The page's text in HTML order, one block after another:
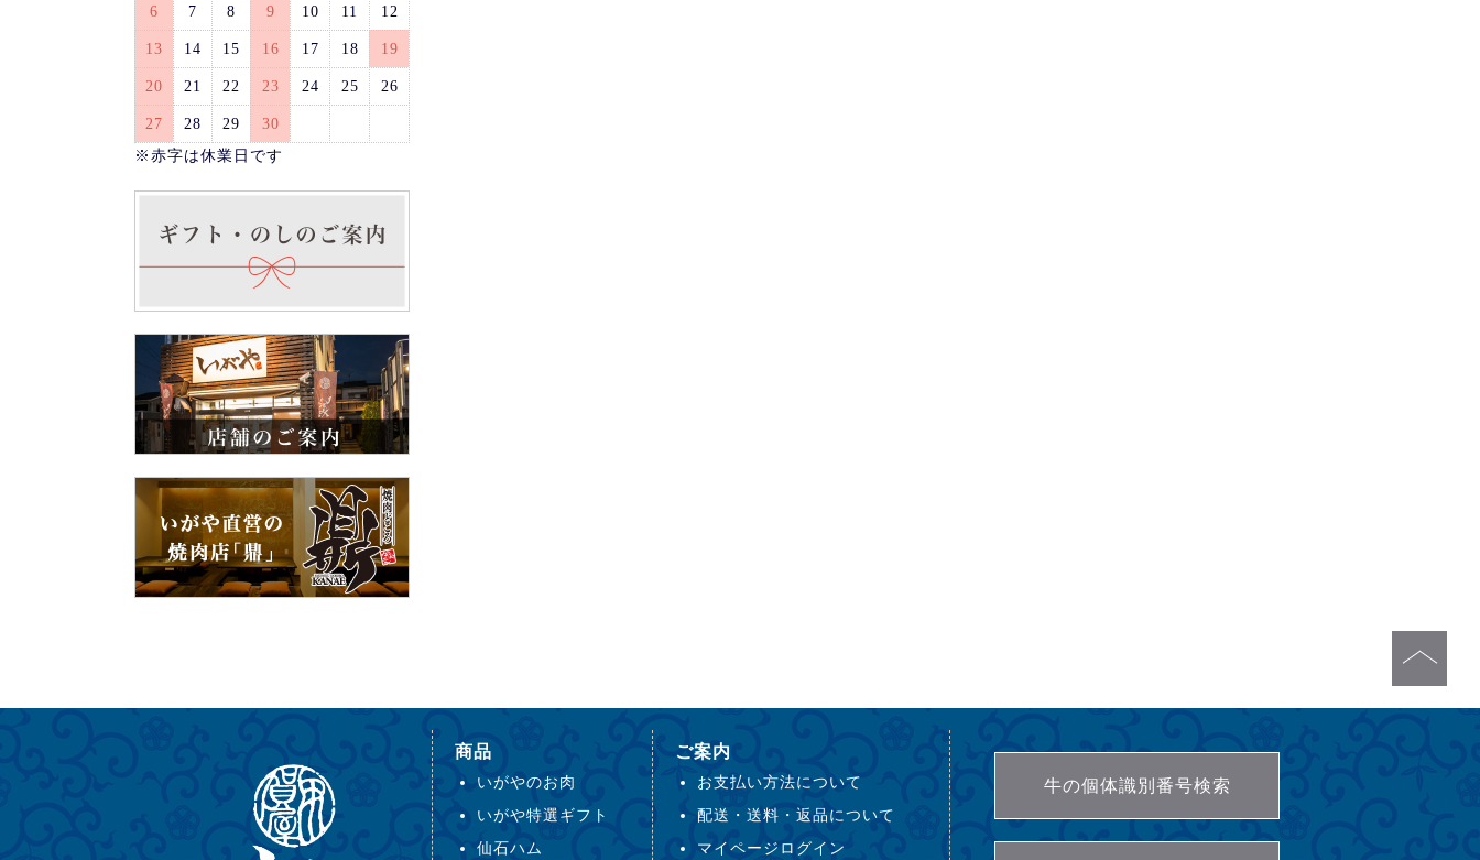
6 7 8 9 10 11 12
13 14 15 16 17 18 19
20 21 22 23 24 25 26
27 28 29
30
※赤字は休業日です
商品
いがやのお肉
いがや特選ギフト
仙石ハム
ご案内
お支払い方法について
配送・送料・返品について
マイページログイン
牛の個体識別番号検索